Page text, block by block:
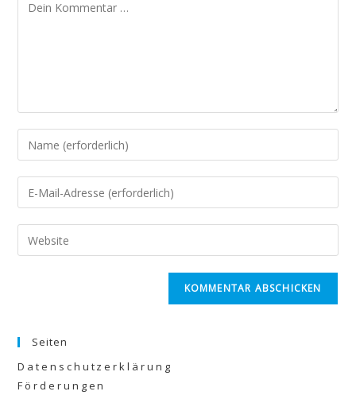
Seiten
Datenschutzerklärung
Förderungen